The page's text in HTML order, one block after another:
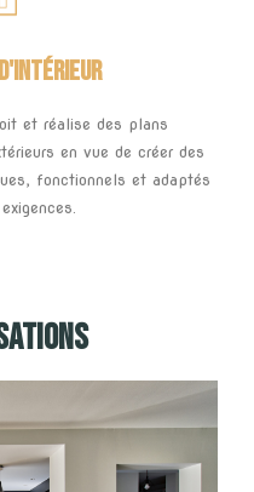
et réalise des plans
en vue de créer des
fonctionnels et adaptés